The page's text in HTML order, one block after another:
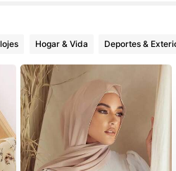
Hogar & Vida Deportes &